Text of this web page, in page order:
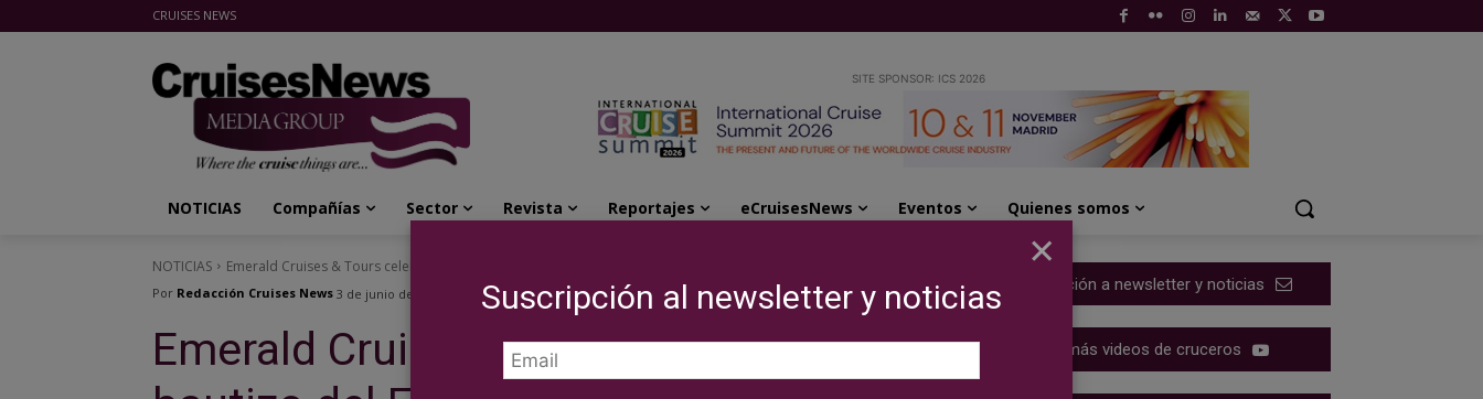
CRUISES NEWS
SITE SPONSOR: ICS 2026
NOTICIAS Compañías Sector Revista Reportajes eCruisesNews Eventos Quienes somos
NOTICIAS Emerald Cruises & Tours celebra el bautizo del Emerald Astra
Por Redacción Cruises News 3 de junio de 2026
Emerald Cruises & Tours celebra el
Suscripción a newsletter y noticias
Ver más videos de cruceros
×
Suscripción al newsletter y noticias